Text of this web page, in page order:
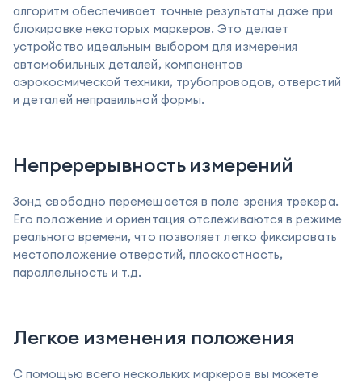
алгоритм обеспечивает точные результаты даже при
блокировке некоторых маркеров. Это делает
устройство идеальным выбором для измерения
автомобильных деталей, компонентов
аэрокосмической техники, трубопроводов, отверстий
и деталей неправильной формы.
Непререрывность измерений
Зонд свободно перемещается в поле зрения трекера.
Его положение и ориентация отслеживаются в режиме
реального времени, что позволяет легко фиксировать
местоположение отверстий, плоскостность,
параллельность и т.д.
Легкое изменения положения
С помощью всего нескольких маркеров вы можете